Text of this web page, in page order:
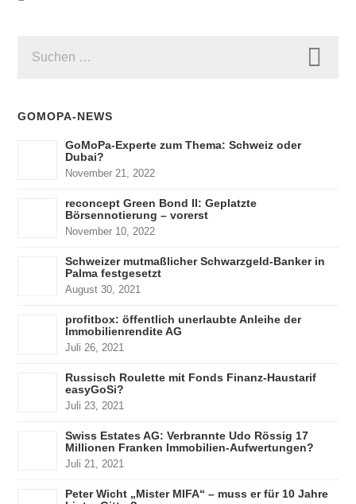
NACH:
GOMOPA-NEWS
GoMoPa-Experte zum Thema: Schweiz oder
Dubai?
November 21, 2022
reconcept Green Bond II: Geplatzte
Börsennotierung – vorerst
November 10, 2022
Schweizer mutmaßlicher Schwarzgeld-Banker in
Palma festgesetzt
August 30, 2021
profitbox: öffentlich unerlaubte Anleihe der
Immobilienrendite AG
Juli 26, 2021
Russisch Roulette mit Fonds Finanz-Haustarif
easyGoSi?
Juli 23, 2021
Swiss Estates AG: Verbrannte Udo Rössig 17
Millionen Franken Immobilien-Aufwertungen?
Juli 21, 2021
Peter Wicht „Mister MIFA“ – muss er für 10 Jahre